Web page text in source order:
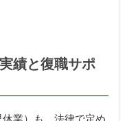
績と復職サポ
業）も、法律で定め